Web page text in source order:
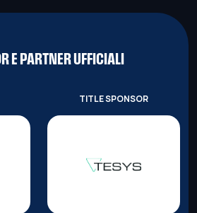
E PARTNER UFFICIALI
TITLE SPONSOR